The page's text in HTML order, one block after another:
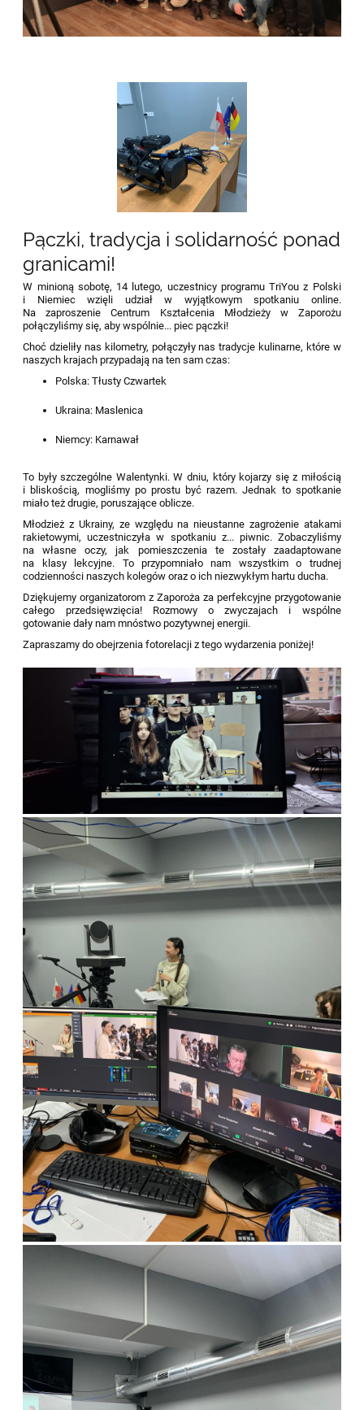
Pączki, tradycja i solidarność ponad
granicami!
W minioną sobotę, 14 lutego, uczestnicy programu TriYou z Polski
i Niemiec wzięli udział w wyjątkowym spotkaniu online.
Na zaproszenie Centrum Kształcenia Młodzieży w Zaporożu
połączyliśmy się, aby wspólnie... piec pączki!
Choć dzieliły nas kilometry, połączyły nas tradycje kulinarne, które w
naszych krajach przypadają na ten sam czas:
Polska: Tłusty Czwartek
Ukraina: Maslenica
Niemcy: Karnawał
To były szczególne Walentynki. W dniu, który kojarzy się z miłością
i bliskością, mogliśmy po prostu być razem. Jednak to spotkanie
miało też drugie, poruszające oblicze.
Młodzież z Ukrainy, ze względu na nieustanne zagrożenie atakami
rakietowymi, uczestniczyła w spotkaniu z... piwnic. Zobaczyliśmy
na własne oczy, jak pomieszczenia te zostały zaadaptowane
na klasy lekcyjne. To przypomniało nam wszystkim o trudnej
codzienności naszych kolegów oraz o ich niezwykłym hartu ducha.
Dziękujemy organizatorom z Zaporoża za perfekcyjne przygotowanie
całego przedsięwzięcia! Rozmowy o zwyczajach i wspólne
gotowanie dały nam mnóstwo pozytywnej energii.
Zapraszamy do obejrzenia fotorelacji z tego wydarzenia poniżej!